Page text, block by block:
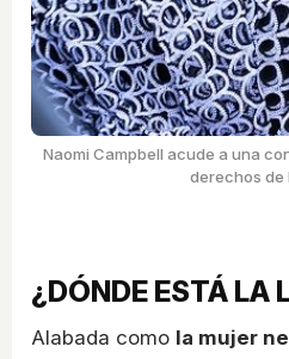
Naomi Campbell acude a una
derechos de
¿DÓNDE ESTÁ LA
Alabada como la mujer